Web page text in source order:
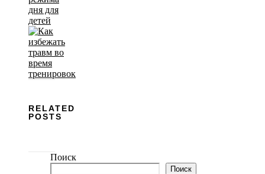
RELATED
POSTS
Поиск
Поиск